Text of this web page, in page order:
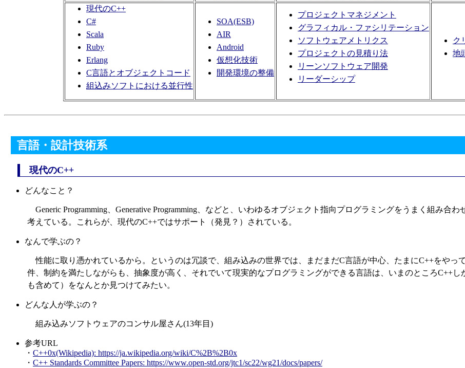
現代のC++
C#
Scala
Ruby
Erlang
C言語とオブジェクトコード
組込みソフトにおける並行性
SOA(ESB)
AIR
Android
仮想化技術
開発環境の整備
プロジェクトマネジメント
グラフィカル・ファシリテーション
ソフトウェアメトリクス
プロジェクトの見積り法
リーンソフトウェア開発
リーダーシップ
ク
地
言語・設計技術系
現代のC++
どんなこと？
Generic Programming、Generative Programming、などと、いわゆるオブジェクト指向プログラミングをうまく組み合
考えている。これらが、現代のC++ではサポート（発見？）されている。
なんで学ぶの？
性能に取り憑かれているから。というのは冗談で、組み込みの世界では、まだまだC言語が中心、たまにC++をや
件、制約を満たしながらも、抽象度が高く、それでいて現実的なプログラミングができる言語は、いまのところC++
も含めて）をなんとか見つけてみたい。
どんな人が学ぶの？
組み込みソフトウェアのコンサル屋さん(13年目)
参考URL
・ C++0x(Wikipedia): https://ja.wikipedia.org/wiki/C%2B%2B0x
・ C++ Standards Committee Papers: https://www.open-std.org/jtc1/sc22/wg21/docs/papers/